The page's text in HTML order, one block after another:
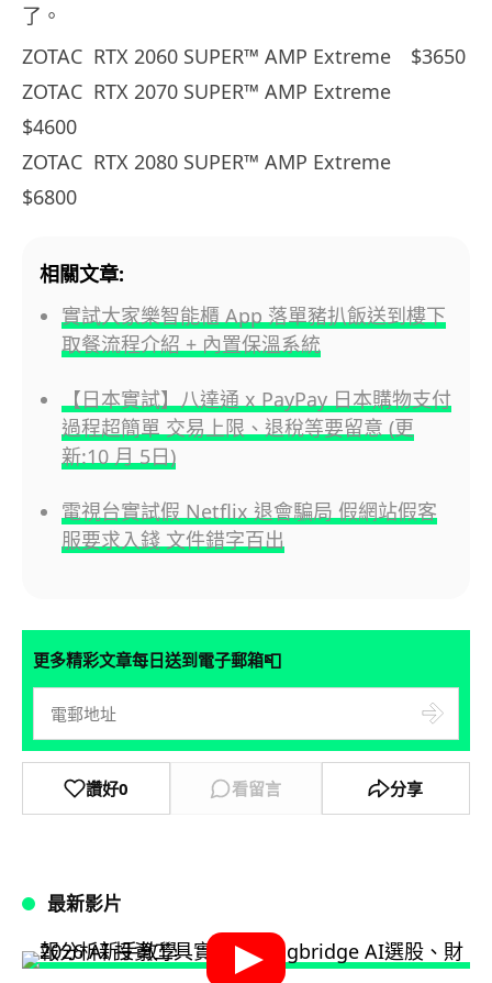
了。
ZOTAC RTX 2060 SUPER™ AMP Extreme $3650
ZOTAC RTX 2070 SUPER™ AMP Extreme
$4600
ZOTAC RTX 2080 SUPER™ AMP Extreme
$6800
相關文章:
實試大家樂智能櫃 App 落單豬扒飯送到樓下
取餐流程介紹 + 內置保溫系統
【日本實試】八達通 x PayPay 日本購物支付
過程超簡單 交易上限、退稅等要留意 (更
新:10 月 5日)
電視台實試假 Netflix 退會騙局 假網站假客
服要求入錢 文件錯字百出
更多精彩文章每日送到電子郵箱📮
讚好0 看留言 分享
最新影片